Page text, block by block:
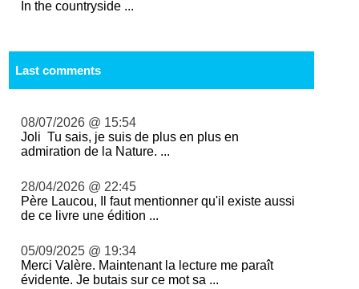
In the countryside ...
Last comments
08/07/2026 @ 15:54
Joli Tu sais, je suis de plus en plus en
admiration de la Nature. ...
28/04/2026 @ 22:45
Père Laucou, Il faut mentionner qu'il existe aussi
de ce livre une édition ...
05/09/2025 @ 19:34
Merci Valère. Maintenant la lecture me paraît
évidente. Je butais sur ce mot sa ...